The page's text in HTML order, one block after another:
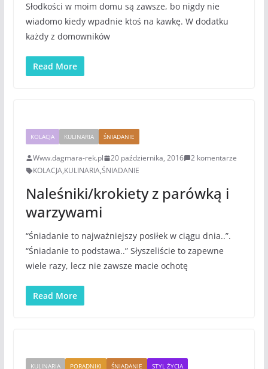
Słodkości w moim domu są zawsze, bo nigdy nie
wiadomo kiedy wpadnie ktoś na kawkę. W dodatku
każdy z domowników
Read More
KOLACJA KULINARIA ŚNIADANIE
Www.dagmara-rek.pl 20 października, 2016
2 komentarze
KOLACJA,KULINARIA,ŚNIADANIE
Naleśniki/krokiety z parówką i
warzywami
“Śniadanie to najważniejszy posiłek w ciągu dnia..”.
“Śniadanie to podstawa..” Słyszeliście to zapewne
wiele razy, lecz nie zawsze macie ochotę
Read More
KULINARIA PORADNIKI ŚNIADANIE STYL ŻYCIA